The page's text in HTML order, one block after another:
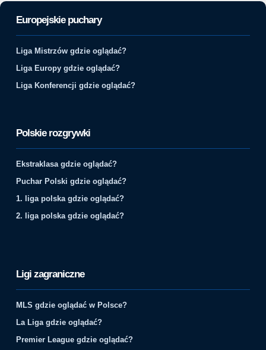
Europejskie puchary
Liga Mistrzów gdzie oglądać?
Liga Europy gdzie oglądać?
Liga Konferencji gdzie oglądać?
Polskie rozgrywki
Ekstraklasa gdzie oglądać?
Puchar Polski gdzie oglądać?
1. liga polska gdzie oglądać?
2. liga polska gdzie oglądać?
Ligi zagraniczne
MLS gdzie oglądać w Polsce?
La Liga gdzie oglądać?
Premier League gdzie oglądać?